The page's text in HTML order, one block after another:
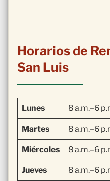
Horarios de
San Luis
Lunes 8 a.m.–6
Martes 8 a.m.–6
Miércoles 8 a.m.–6
Jueves 8 a.m.–6